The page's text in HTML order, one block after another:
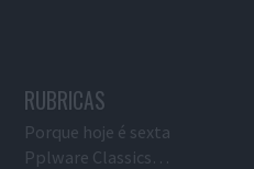
RUBRICAS
Porque hoje é sexta
Pplware Classics…